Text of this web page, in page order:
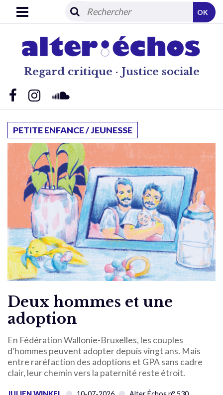
Regard critique · Justice sociale
OK
PETITE ENFANCE / JEUNESSE
Deux hommes et une
adoption
En Fédération Wallonie-Bruxelles, les couples
d’hommes peuvent adopter depuis vingt ans. Mais
entre raréfaction des adoptions et GPA sans cadre
clair, leur chemin vers la paternité reste étroit.